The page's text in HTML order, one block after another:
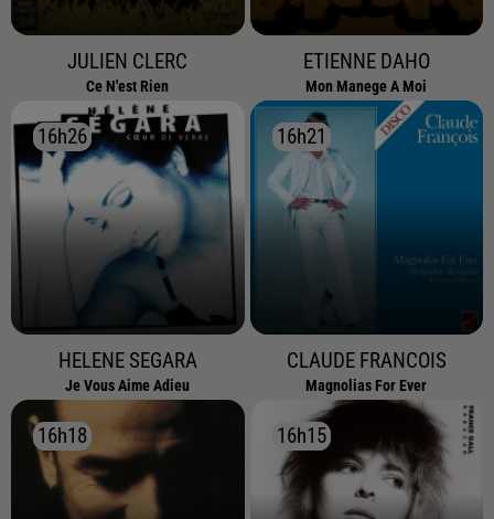
JULIEN CLERC
Ce N'est Rien
ETIENNE DAHO
Mon Manege A Moi
16h26
16h26
HELENE SEGARA
Je Vous Aime Adieu
16h21
16h21
CLAUDE FRANCOIS
Magnolias For Ever
16h18
16h18 16h15
16h15